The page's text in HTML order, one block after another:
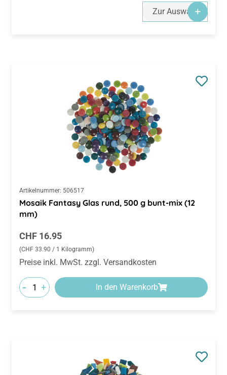
Zur Auswahl
Artikelnummer: 506517
Mosaik Fantasy Glas rund, 500 g bunt-mix (12
mm)
Regulärer Preis:
CHF 16.95
(CHF 33.90 / 1 Kilogramm)
Preise inkl. MwSt. zzgl. Versandkosten
- + In den Warenkorb